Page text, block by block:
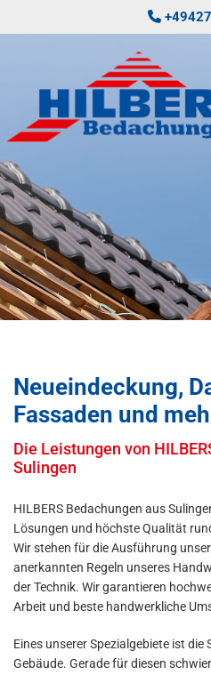

Neueindeckung,
Fassaden und
Die Leistungen von
Sulingen
HILBERS Bedachungen aus
Lösungen und höchste Qualität
Wir stehen für die Ausführung
anerkannten Regeln unseres
der Technik. Wir garantieren
Arbeit und beste handwerkliche
Eines unserer Spezialgebiete ist
Gebäude. Gerade für diesen